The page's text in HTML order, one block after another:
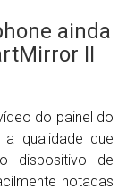
ainda
II
do painel do
qualidade que
dispositivo de
notadas